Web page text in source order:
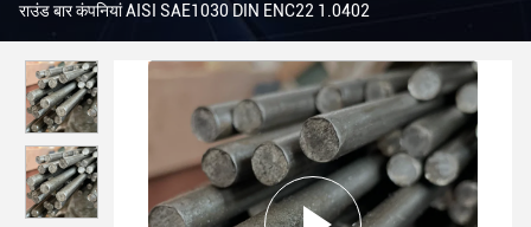
राउंड बार कंपनियां AISI SAE1030 DIN ENC22 1.0402